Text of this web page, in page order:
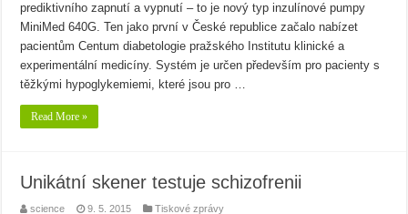
prediktivního zapnutí a vypnutí – to je nový typ inzulínové pumpy
MiniMed 640G. Ten jako první v České republice začalo nabízet
pacientům Centum diabetologie pražského Institutu klinické a
experimentální medicíny. Systém je určen především pro pacienty s
těžkými hypoglykemiemi, které jsou pro …
Read More »
Unikátní skener testuje schizofrenii
science 9. 5. 2015 Tiskové zprávy